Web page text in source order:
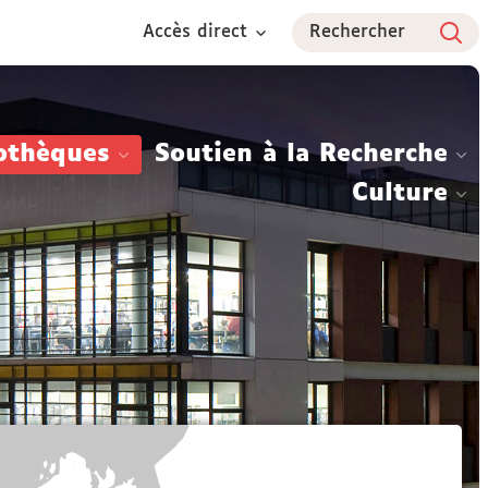
Accès direct Rechercher
Soutien à la Recherche
Culture